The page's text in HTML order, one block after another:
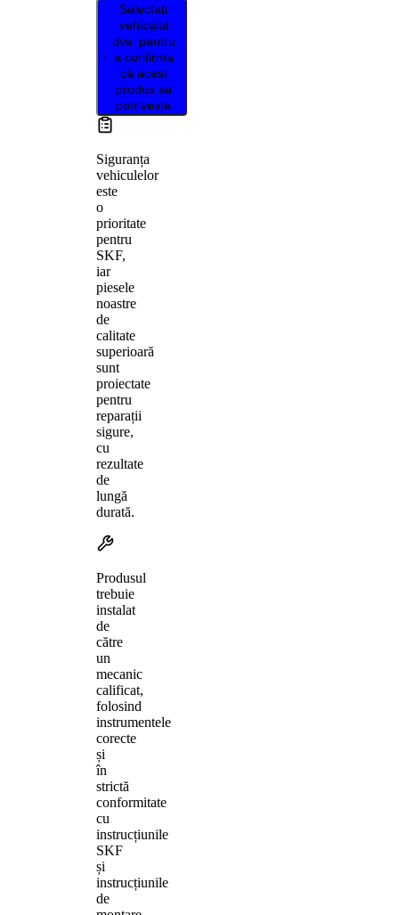
Selectați
vehiculul
dvs. pentru
a confirma
că acest
produs se
potrivește
Siguranța
vehiculelor
este
o
prioritate
pentru
SKF,
iar
piesele
noastre
de
calitate
superioară
sunt
proiectate
pentru
reparații
sigure,
cu
rezultate
de
lungă
durată.
Produsul
trebuie
instalat
de
către
un
mecanic
calificat,
folosind
instrumentele
corecte
și
în
strictă
conformitate
cu
instrucțiunile
SKF
și
instrucțiunile
de